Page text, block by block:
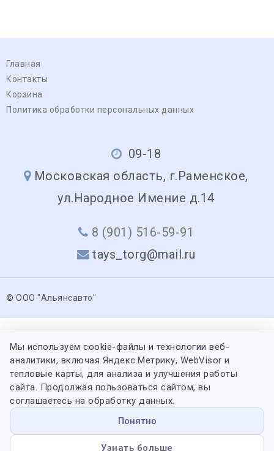
Главная
Контакты
Корзина
Политика обработки персональных данных
09-18
Московская область, г.Раменское,
ул.Народное Имение д.14
8 (901) 516-59-91
tays_torg@mail.ru
© ООО "Альянсавто"
Мы используем cookie-файлы и технологии веб-
аналитики, включая Яндекс.Метрику, WebVisor и
тепловые карты, для анализа и улучшения работы
сайта. Продолжая пользоваться сайтом, вы
соглашаетесь на обработку данных.
Понятно
Узнать больше